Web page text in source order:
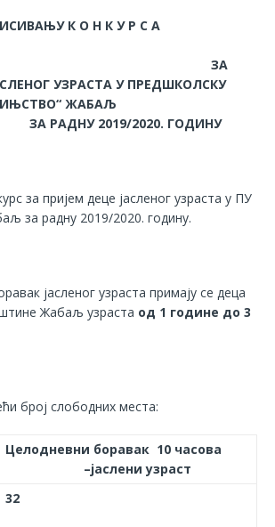
К О Н К У Р С А
УЗРАСТА У ПРЕДШКОЛСКУ
„ДЕТИЊСТВО“ ЖАБАЉ
2019/2020. ГОДИНУ
за пријем деце јасленог узраста у ПУ
за радну 2019/2020. годину.
јасленог узраста примају се деца
Жабаљ узраста од 1 године до 3
број слободних места:
Целодневни боравак 10 часова
–јаслени узраст
32